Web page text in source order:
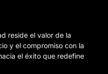
reside el valor de la
y el compromiso con la
el éxito que redefine